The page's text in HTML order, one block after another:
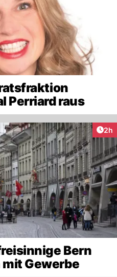
Perriard raus
2h
Bern
Gewerbe